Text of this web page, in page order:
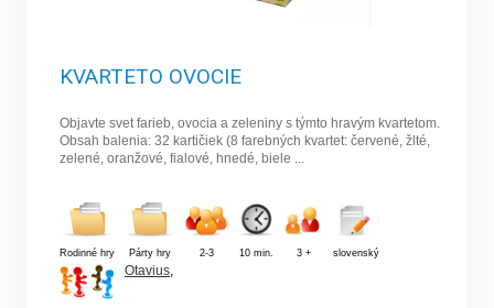
KVARTETO OVOCIE
Objavte svet farieb, ovocia a zeleniny s týmto hravým kvartetom.
Obsah balenia: 32 kartičiek (8 farebných kvartet: červené, žlté,
zelené, oranžové, fialové, hnedé, biele ...
Rodinné hry Párty hry 2-3 10 min. 3 + slovenský
Otavius,